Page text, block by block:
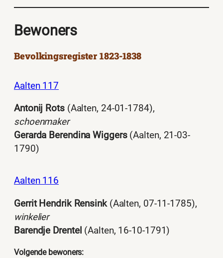
Bewoners
Bevolkingsregister 1823-1838
Aalten 117
Antonij Rots(Aalten, 24-01-1784),
schoenmaker
Gerarda Berendina Wiggers(Aalten, 21-03-
1790)
Aalten 116
Gerrit Hendrik Rensink(Aalten, 07-11-1785),
winkelier
Barendje Drentel (Aalten, 16-10-1791)
Volgende bewoners: